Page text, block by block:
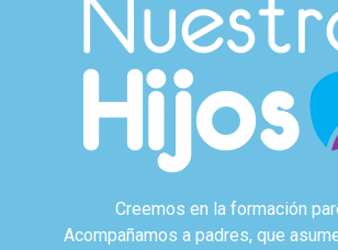
Creemos en la formación
Acompañamos a padres, que